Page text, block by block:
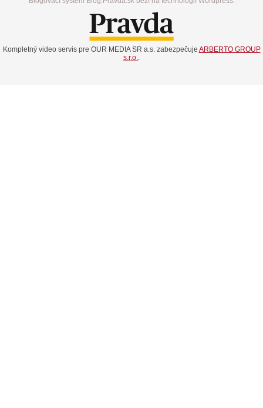
Kompletný video servis pre OUR MEDIA SR a.s. zabezpečuje ARBERTO GROUP
s.r.o.